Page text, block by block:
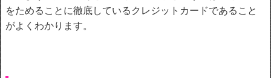
をためることに徹底しているクレジットカードであること
がよくわかります。